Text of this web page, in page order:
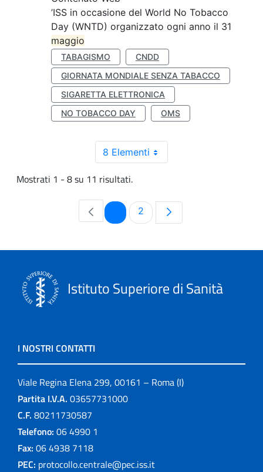
’ISS in occasione del World No Tobacco
Day (WNTD) organizzato ogni anno il 31
maggio
TABAGISMO
CNDD
GIORNATA MONDIALE SENZA TABACCO
SIGARETTA ELETTRONICA
NO TOBACCO DAY
OMS
8 Elementi
Mostrati 1 - 8 su 11 risultati.
PaginaPagina
2
Istituto Superiore di Sanità
I NOSTRI CONTATTI
Viale Regina Elena 299, 00161 – Roma (I)
Partita I.V.A. 03657731000
C.F. 80211730587
Telefono: 06 4990 1
Fax: 06 4938 7118
PEC: protocollo.centrale@pec.iss.it